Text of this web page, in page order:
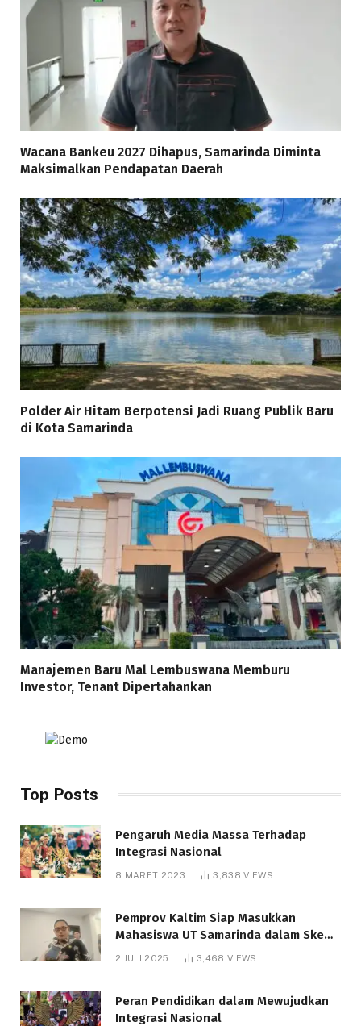
Wacana Bankeu 2027 Dihapus, Samarinda Diminta
Maksimalkan Pendapatan Daerah
Polder Air Hitam Berpotensi Jadi Ruang Publik Baru
di Kota Samarinda
Manajemen Baru Mal Lembuswana Memburu
Investor, Tenant Dipertahankan
Top Posts
Pengaruh Media Massa Terhadap
Integrasi Nasional
8 MARET 2023 3,838VIEWS
Pemprov Kaltim Siap Masukkan
Mahasiswa UT Samarinda dalam Skema
Bantuan Pendidikan Gratispol
2 JULI 2025 3,468 VIEWS
Peran Pendidikan dalam Mewujudkan
Integrasi Nasional